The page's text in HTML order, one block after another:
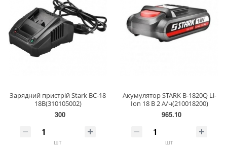
Зарядний пристрій Stark BC-18
18В(310105002)
300
шт
Акумулятор STARK B-1820Q Li-
Ion 18 В 2 А/ч(210018200)
965.10
шт